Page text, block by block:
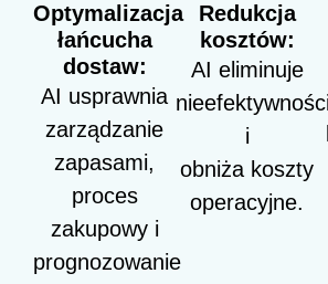
Optymalizacja
łańcucha
dostaw:
AI usprawnia
zarządzanie
zapasami,
proces
zakupowy i
prognozowanie
Redukcja
kosztów:
AI eliminuje
i
obniża koszty
operacyjne.